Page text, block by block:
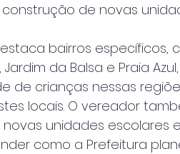
de novas
bairros específicos,
Jardim da Balsa e Praia
de crianças nessas
locais. O vereador
unidades escolares
como a Prefeitura